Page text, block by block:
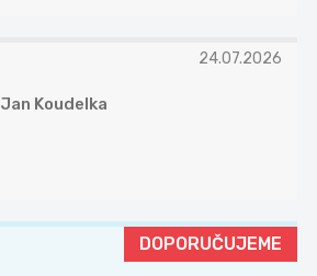
24.07.2026
Jan Koudelka
DOPORUČUJEME